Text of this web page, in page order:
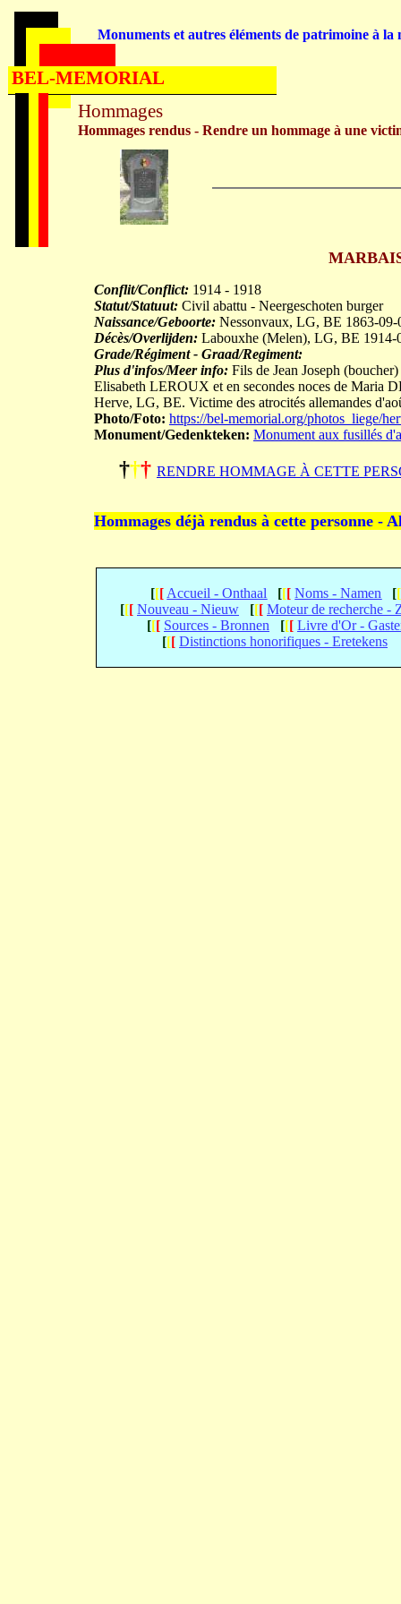
Conflit/Conflict: 1914 - 1918
Statut/Statuut: Civil abattu - Neergeschoten burger
Naissance/Geboorte: Nessonvaux, LG, BE 1863-09-
Décès/Overlijden: Labouxhe (Melen), LG, BE 1914-
Grade/Régiment - Graad/Regiment:
Plus d'infos/Meer info: Fils de Jean Joseph
Elisabeth LEROUX et en secondes noces de Maria
Herve, LG, BE. Victime des atrocités allemandes
Photo/Foto: https://bel-memorial.org/photos_liege/
Monument/Gedenkteken: Monument aux fusillés
††† RENDRE HOMMAGE À CETTE
Hommages déjà rendus à cette personne -
[[[ Accueil - Onthaal [[[ Noms - Namen [[
[[[ Nouveau - Nieuw [[[ Moteur de recherche -
[[[ Sources - Bronnen [[[ Livre d'Or -
[[[ Distinctions honorifiques - Eretekens
Hommages
Hommages rendus - Rendre un hommage à une
Monuments et autres éléments de patrimoine à la
BEL-MEMORIAL